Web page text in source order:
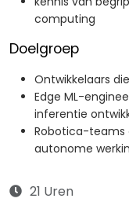
computing
Doelgroep
Ontwikkelaars
Edge ML-
inferentie
Robotica-teams
autonome
21 Uren